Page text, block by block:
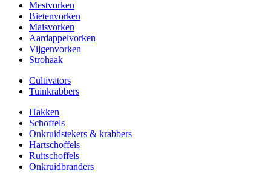
Mestvorken
Bietenvorken
Maisvorken
Aardappelvorken
Vijgenvorken
Strohaak
Cultivators
Tuinkrabbers
Hakken
Schoffels
Onkruidstekers & krabbers
Hartschoffels
Ruitschoffels
Onkruidbranders